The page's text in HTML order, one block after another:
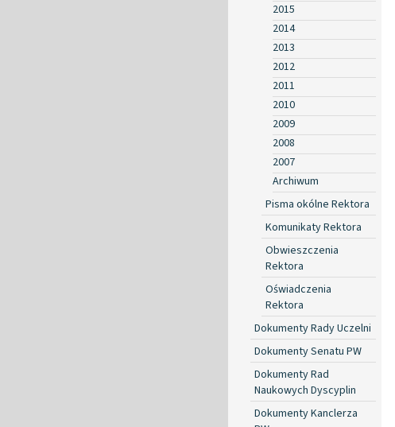
2015
2014
2013
2012
2011
2010
2009
2008
2007
Archiwum
Pisma okólne Rektora
Komunikaty Rektora
Obwieszczenia
Rektora
Oświadczenia
Rektora
Dokumenty Rady Uczelni
Dokumenty Senatu PW
Dokumenty Rad
Naukowych Dyscyplin
Dokumenty Kanclerza